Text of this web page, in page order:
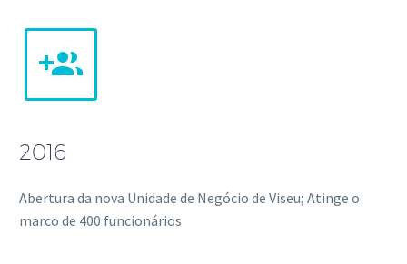


2016
Abertura da nova Unidade de Negócio de Viseu; Atinge o
marco de 400 funcionários